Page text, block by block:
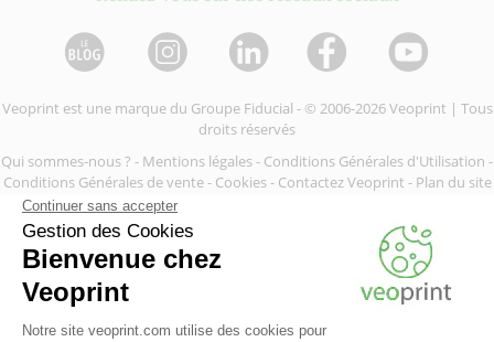
Veoprint est une marque du Groupe Fiducial - © 2006-2026 Veoprint | Tous
droits réservés
Qui sommes-nous ? - Mentions légales- Conditions Générales d'Utilisation -
Conditions Générales de vente- Cookies- Contactez Veoprint - Plan du site